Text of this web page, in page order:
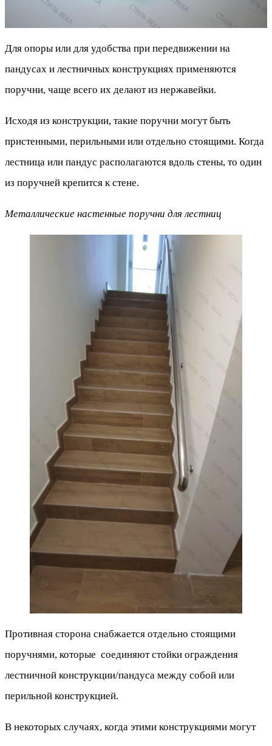
Для опоры или для удобства при передвижении на
пандусах и лестничных конструкциях применяются
поручни, чаще всего их делают из нержавейки.
Исходя из конструкции, такие поручни могут быть
пристенными, перильными или отдельно стоящими. Когда
лестница или пандус располагаются вдоль стены, то один
из поручней крепится к стене.
Металлические настенные поручни для лестниц
Противная сторона снабжается отдельно стоящими
поручнями, которые соединяют стойки ограждения
лестничной конструкции/пандуса между собой или
перильной конструкцией.
В некоторых случаях, когда этими конструкциями могут